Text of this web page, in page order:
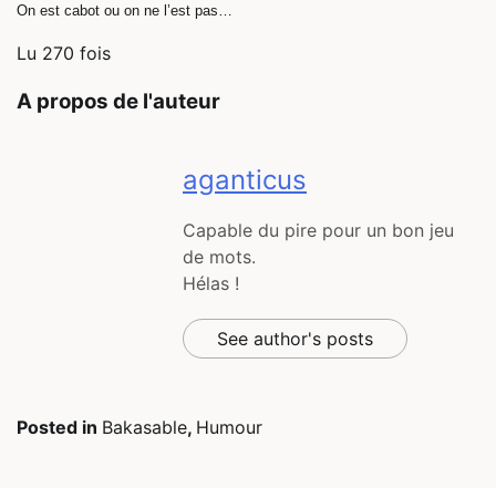
On est cabot ou on ne l’est pas…
Lu 270 fois
A propos de l'auteur
aganticus
Capable du pire pour un bon jeu
de mots.
Hélas !
See author's posts
Posted in Bakasable, Humour